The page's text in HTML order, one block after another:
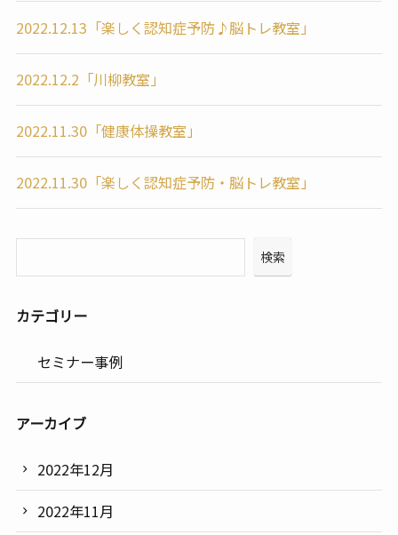
2022.12.13「楽しく認知症予防♪脳トレ教室」
2022.12.2「川柳教室」
2022.11.30「健康体操教室」
2022.11.30「楽しく認知症予防・脳トレ教室」
検索
カテゴリー
セミナー事例
アーカイブ
2022年12月
2022年11月